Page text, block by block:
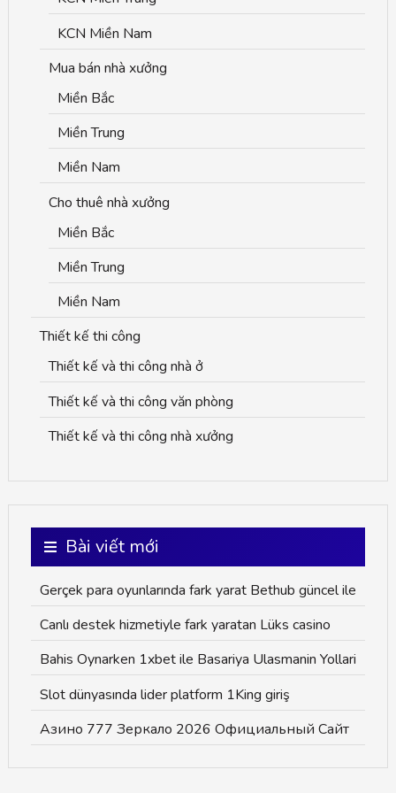
KCN Miền Nam
Mua bán nhà xưởng
Miền Bắc
Miền Trung
Miền Nam
Cho thuê nhà xưởng
Miền Bắc
Miền Trung
Miền Nam
Thiết kế thi công
Thiết kế và thi công nhà ở
Thiết kế và thi công văn phòng
Thiết kế và thi công nhà xưởng
Bài viết mới
Gerçek para oyunlarında fark yarat Bethub güncel ile
Canlı destek hizmetiyle fark yaratan Lüks casino
Bahis Oynarken 1xbet ile Basariya Ulasmanin Yollari
Slot dünyasında lider platform 1King giriş
Азино 777 Зеркало 2026 Официальный Сайт